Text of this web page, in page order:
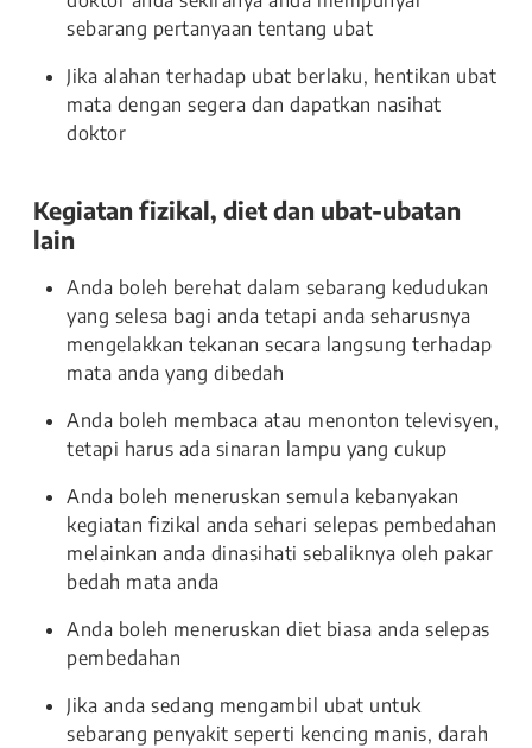
sebarang pertanyaan tentang ubat
Jika alahan terhadap ubat berlaku, hentikan ubat
mata dengan segera dan dapatkan nasihat
doktor
Kegiatan fizikal, diet dan ubat-ubatan
lain
Anda boleh berehat dalam sebarang kedudukan
yang selesa bagi anda tetapi anda seharusnya
mengelakkan tekanan secara langsung terhadap
mata anda yang dibedah
Anda boleh membaca atau menonton televisyen,
tetapi harus ada sinaran lampu yang cukup
Anda boleh meneruskan semula kebanyakan
kegiatan fizikal anda sehari selepas pembedahan
melainkan anda dinasihati sebaliknya oleh pakar
bedah mata anda
Anda boleh meneruskan diet biasa anda selepas
pembedahan
Jika anda sedang mengambil ubat untuk
sebarang penyakit seperti kencing manis, darah